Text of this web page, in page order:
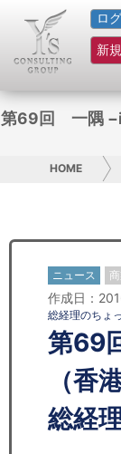
ロ
新
HOME
サービス紹介
お問い合わせ
日本人にPR
コンサルティ
リサーチ
セミナー
第69回 一隅
HOME
ニュース
作成日：
総経理のちょ
第69
（香
総経理